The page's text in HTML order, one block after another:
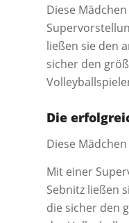
Diese
ließen sie den
sicher den
Die
Diese
Mit einer
Sebnitz ließen
die sicher den